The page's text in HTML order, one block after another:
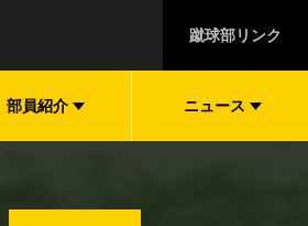
蹴球部リンク
部員紹介 ニュース